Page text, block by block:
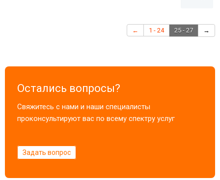
← 1 - 24 25 - 27 →
Остались вопросы?
Свяжитесь с нами и наши специалисты
проконсультируют вас по всему спектру услуг
Задать вопрос